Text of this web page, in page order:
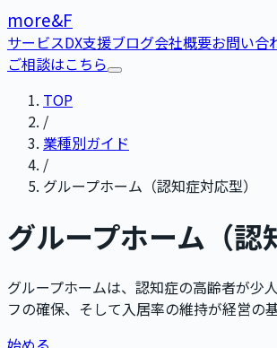
more&F
サービスDX支援ブログ会社概要お問い合
ご相談はこちら
TOP
/
業種別ガイド
/
グループホーム（認知症対応型）
グループホーム（認
グループホームは、認知症の高齢者が少
フの確保、そして入居率の維持が経営の基